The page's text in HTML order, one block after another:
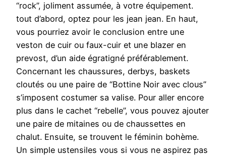
“rock”, joliment assumée, à votre équipement.
tout d’abord, optez pour les jean jean. En haut,
vous pourriez avoir le conclusion entre une
veston de cuir ou faux-cuir et une blazer en
prevost, d’un aide égratigné préférablement.
Concernant les chaussures, derbys, baskets
cloutés ou une paire de “Bottine Noir avec clous”
s’imposent costumer sa valise. Pour aller encore
plus dans le cachet “rebelle”, vous pouvez ajouter
une paire de mitaines ou de chaussettes en
chalut. Ensuite, se trouvent le féminin bohème.
Un simple ustensiles vous si vous ne aspirez pas